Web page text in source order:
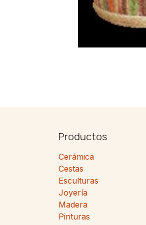
Productos
Cerámica
Cestas
Esculturas
Joyería
Madera
Pinturas